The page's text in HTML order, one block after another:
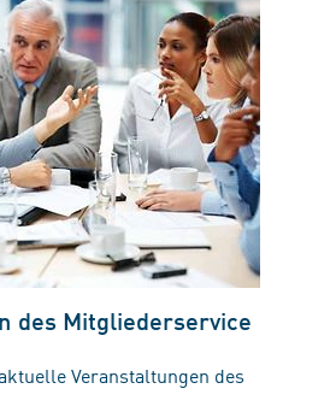
des Mitgliederservice
Veranstaltungen des